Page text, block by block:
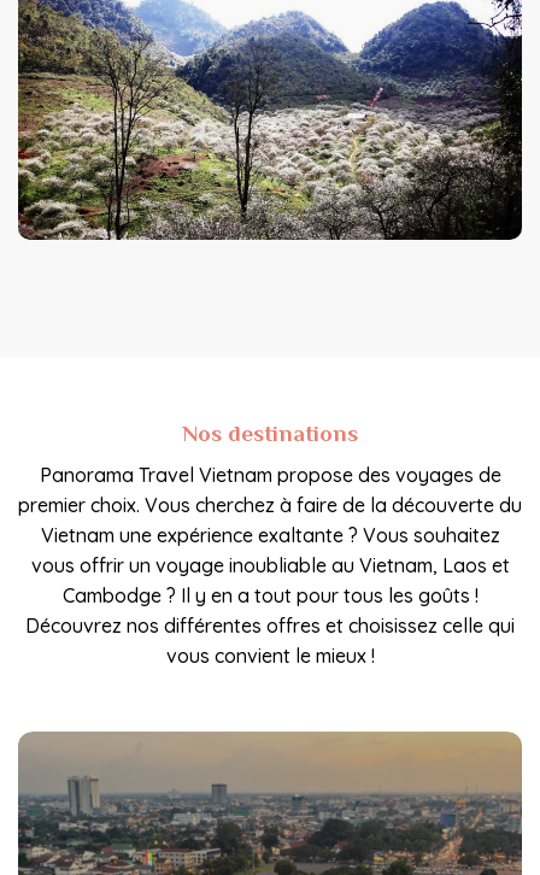
Nos destinations
Panorama Travel Vietnam propose des voyages de
premier choix. Vous cherchez à faire de la découverte du
Vietnam une expérience exaltante ? Vous souhaitez
vous offrir un voyage inoubliable au Vietnam, Laos et
Cambodge ? Il y en a tout pour tous les goûts !
Découvrez nos différentes offres et choisissez celle qui
vous convient le mieux !